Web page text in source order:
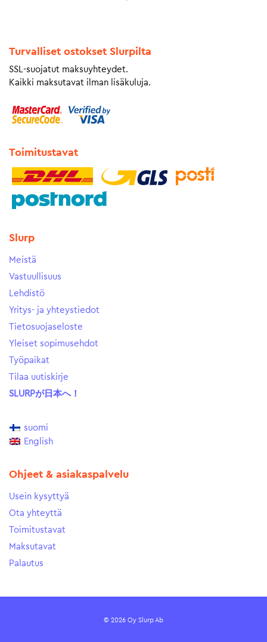
Turvalliset ostokset Slurpilta
SSL-suojatut maksuyhteydet.
Kaikki maksutavat ilman lisäkuluja.
Toimitustavat
Slurp
Meistä
Vastuullisuus
Lehdistö
Yritys- ja yhteystiedot
Tietosuojaseloste
Yleiset sopimusehdot
Työpaikat
Tilaa uutiskirje
SLURPが日本へ！
suomi
English
Ohjeet & asiakaspalvelu
Usein kysyttyä
Ota yhteyttä
Toimitustavat
Maksutavat
Palautus
© 2026 Oy Slurp Ab